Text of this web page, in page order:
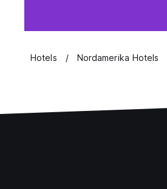
Hotels Nordamerika Hotels